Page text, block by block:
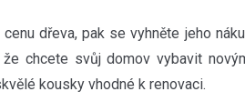
dřeva, pak se vyhněte jeho
chcete svůj domov vybavit
kousky vhodné k renovaci.